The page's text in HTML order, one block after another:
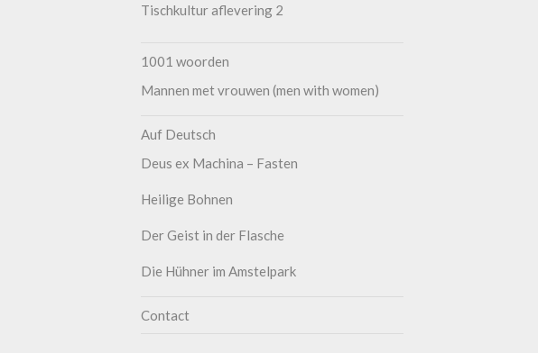
Tischkultur aflevering 2
1001 woorden
Mannen met vrouwen (men with women)
Auf Deutsch
Deus ex Machina – Fasten
Heilige Bohnen
Der Geist in der Flasche
Die Hühner im Amstelpark
Contact